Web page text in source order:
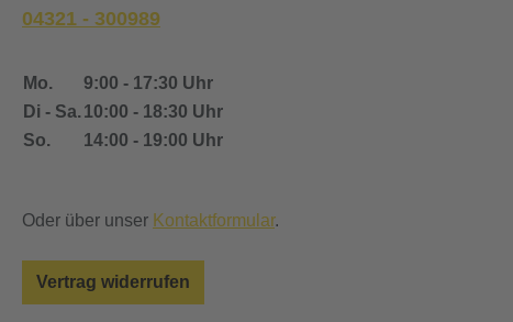
04321 - 300989
Mo.
9:00 - 17:30 Uhr
Di - Sa. 10:00 - 18:30 Uhr
So.
14:00 - 19:00 Uhr
Oder über unser Kontaktformular.
Vertrag widerrufen